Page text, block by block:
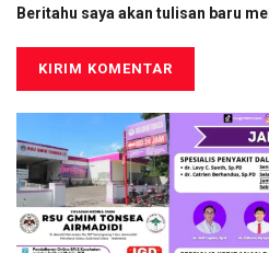
Beritahu saya akan tulisan baru